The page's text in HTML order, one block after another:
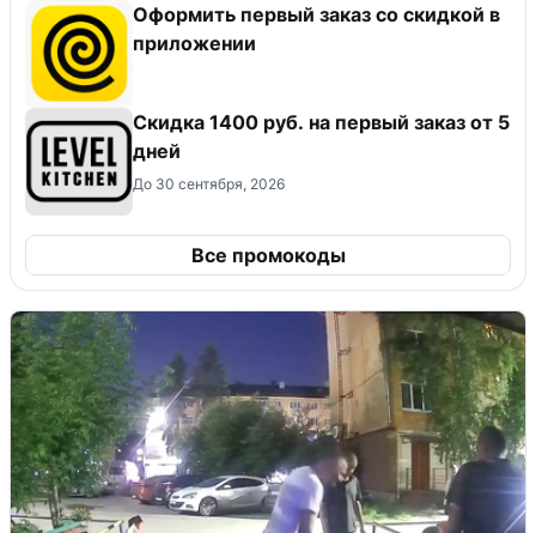
Оформить первый заказ со скидкой в
приложении
Скидка 1400 руб. на первый заказ от 5
дней
До 30 сентября, 2026
Все промокоды